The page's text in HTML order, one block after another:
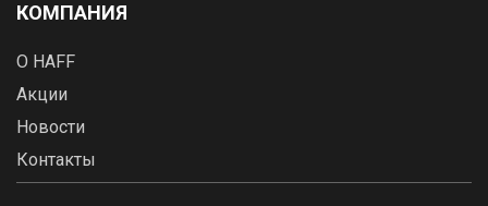
КОМПАНИЯ
О HAFF
Акции
Новости
Контакты